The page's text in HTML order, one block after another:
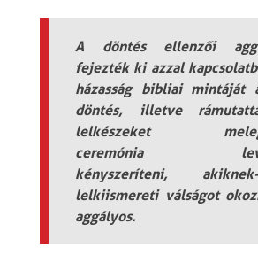
A döntés ellenzői
fejezték ki azzal
házasság bibliai mintáját
döntés, illetve
lelkészeket
ceremónia
kényszeríteni,
lelkiismereti válságot
aggályos.